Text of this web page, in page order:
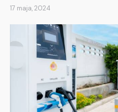
17 maja, 2024